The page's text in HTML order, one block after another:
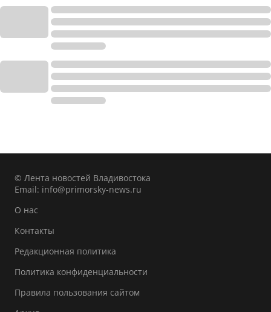
© Лента новостей Владивостока
Email: info@primorsky-news.ru
О нас
Контакты
Редакционная политика
Политика конфиденциальности
Правила пользования сайтом